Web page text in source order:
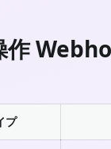
作
プ